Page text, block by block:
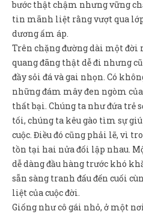
bước thật chậm nhưng vững
tin mãnh liệt rằng vượt qua
dương ấm áp.
Trên chặng đường dài một đời
quang đãng thật dễ đi nhưng
đầy sỏi đá và gai nhọn. Có
những đám mây đen ngòm của
thất bại. Chúng ta như đứa trẻ
tối, chúng ta kêu gào tìm sự
cuộc. Điều đó cũng phải lẽ, vì
tồn tại hai nửa đối lập nhau.
dễ dàng đầu hàng trước khó
sẵn sàng tranh đấu đến cuối
liệt của cuộc đời.
Giống như cô gái nhỏ, ở một